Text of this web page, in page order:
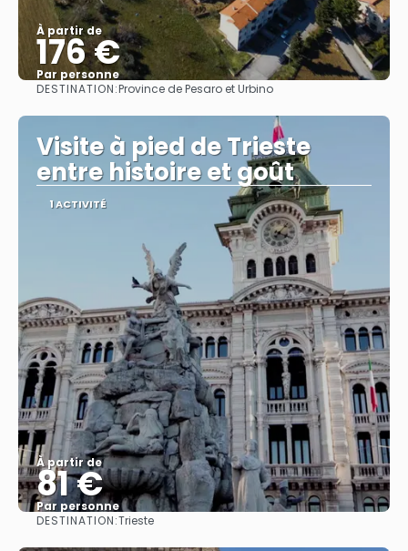
À partir de
176 €
Par personne
Afficher
DESTINATION:Province de Pesaro et Urbino
Visite à pied de Trieste
entre histoire et goût
1 ACTIVITÉ
À partir de
81 €
Par personne
DESTINATION:Trieste